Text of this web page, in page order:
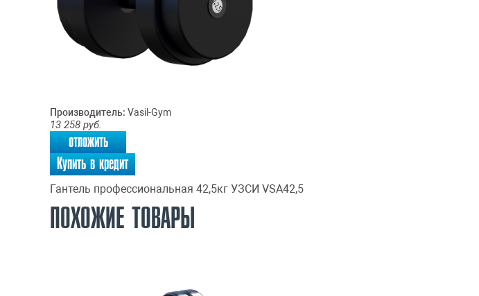
Производитель: Vasil-Gym
13 258 руб.
отложить
Купить в кредит
Гантель профессиональная 42,5кг УЗСИ VSA42,5
ПОХОЖИЕ ТОВАРЫ